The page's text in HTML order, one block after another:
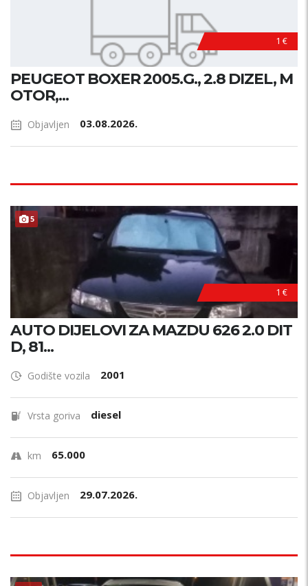
1 €
PEUGEOT BOXER 2005.G., 2.8 DIZEL, M
OTOR,...
Objavljen 03.08.2026.
5
1 €
AUTO DIJELOVI ZA MAZDU 626 2.0 DIT
D, 81...
Godište vozila 2001
Vrsta goriva diesel
km 65.000
Objavljen 29.07.2026.